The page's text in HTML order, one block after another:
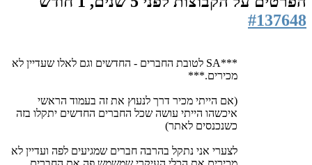
#137648
***SA לטובת החברים - החדשים וגם לאלו שעדיין לא
מכירים.***
(אם הייתי מכיר דרך לנעוץ את זה בעמוד הראשי
איכשהו הייתי עושה שכל החברים החדשים יתקלו בזה
כשנכנסים לאתר)
לצערי אני נתקל בהרבה חברים שמגיעים לפה ועדיין לא